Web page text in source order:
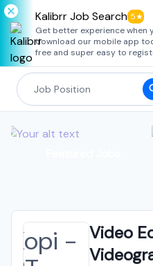
Kalibrr Job Search 5★
Get better experience when
download our mobile app
free and super easy to
Video